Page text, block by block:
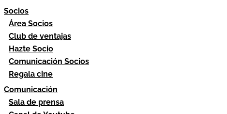
Socios
Área Socios
Club de ventajas
Hazte Socio
Comunicación Socios
Regala cine
Comunicación
Sala de prensa